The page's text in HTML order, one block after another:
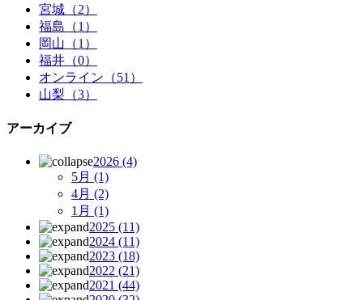
宮城（2）
福島（1）
岡山（1）
福井（0）
オンライン（51）
山梨（3）
アーカイブ
2026 (4)
5月 (1)
4月 (2)
1月 (1)
2025 (11)
2024 (11)
2023 (18)
2022 (21)
2021 (44)